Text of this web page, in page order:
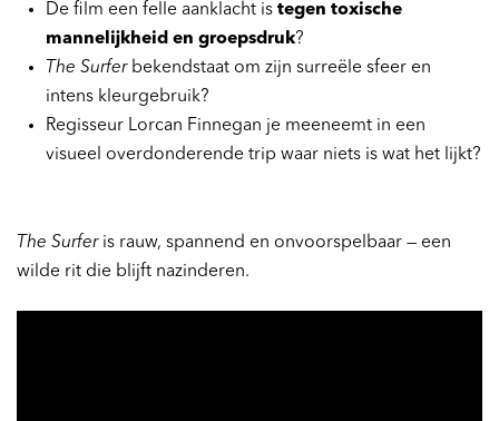
De film een felle aanklacht istegen toxische
mannelijkheid en groepsdruk?
The Surferbekendstaat om zijn surreële sfeer en
intens kleurgebruik?
Regisseur Lorcan Finnegan je meeneemt in een
visueel overdonderende trip waar niets is wat het lijkt?
The Surfer is rauw, spannend en onvoorspelbaar — een
wilde rit die blijft nazinderen.